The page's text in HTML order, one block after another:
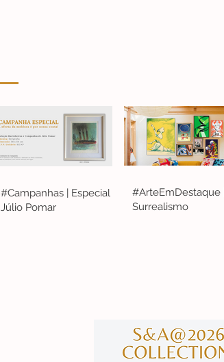
#Campanhas | Especial
Júlio Pomar
#ArteEmDestaque |
Surrealismo